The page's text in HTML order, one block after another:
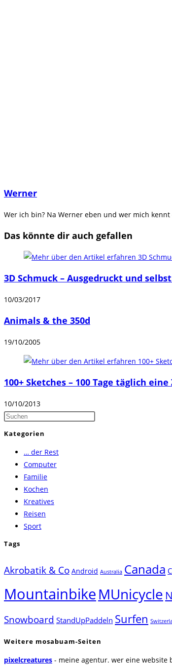
Werner
Wer ich bin? Na Werner eben und wer mich
Das könnte dir auch gefallen
3D Schmuck – Ausgedruckt und
10/03/2017
Animals & the 350d
19/10/2005
100+ Sketches – 100 Tage täglich
10/10/2013
Press
Kategorien
… der Rest
Computer
Familie
Kochen
Kreatives
Reisen
Sport
Tags
Akrobatik & Co Android Australia Canada
MountainbikeMUnicycle
Snowboard StandUpPaddeln Surfen
Weitere mosabuam-Seiten
pixelcreatures - meine agentur. wer eine